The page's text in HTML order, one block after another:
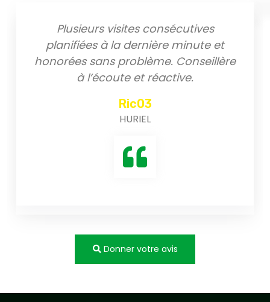
Plusieurs visites consécutives
planifiées à la dernière minute et
honorées sans problème. Conseillère
à l’écoute et réactive.
Ric03
HURIEL
Donner votre avis